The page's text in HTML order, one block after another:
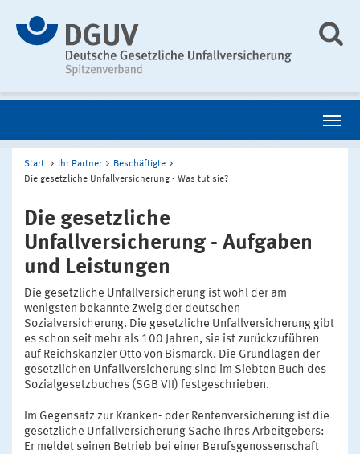
Start Ihr Partner
Beschäftigte
Die gesetzliche Unfallversicherung - Was tut sie?
Die gesetzliche
Unfallversicherung - Aufgaben
und Leistungen
Die gesetzliche Unfallversicherung ist wohl der am
wenigsten bekannte Zweig der deutschen
Sozialversicherung. Die gesetzliche Unfallversicherung gibt
es schon seit mehr als 100 Jahren, sie ist zurückzuführen
auf Reichskanzler Otto von Bismarck. Die Grundlagen der
gesetzlichen Unfallversicherung sind im Siebten Buch des
Sozialgesetzbuches (SGB VII) festgeschrieben.
Im Gegensatz zur Kranken- oder Rentenversicherung ist die
gesetzliche Unfallversicherung Sache Ihres Arbeitgebers:
Er meldet seinen Betrieb bei einer Berufsgenossenschaft